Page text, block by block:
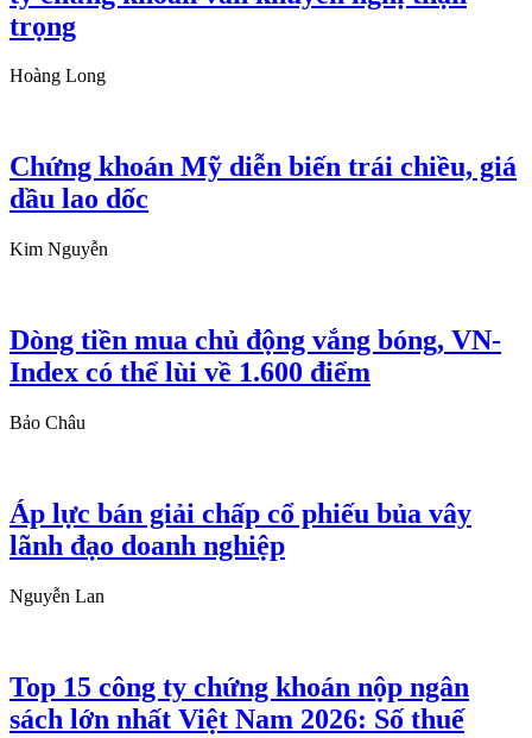
trọng
Hoàng Long
Chứng khoán Mỹ diễn biến trái chiều, giá
dầu lao dốc
Kim Nguyễn
Dòng tiền mua chủ động vắng bóng, VN-
Index có thể lùi về 1.600 điểm
Bảo Châu
Áp lực bán giải chấp cổ phiếu bủa vây
lãnh đạo doanh nghiệp
Nguyễn Lan
Top 15 công ty chứng khoán nộp ngân
sách lớn nhất Việt Nam 2026: Số thuế